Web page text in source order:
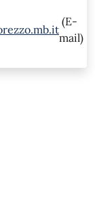
(E-
mail)